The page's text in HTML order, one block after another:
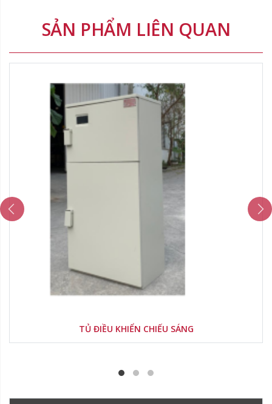
SẢN PHẨM LIÊN QUAN
TỦ ĐIỀU KHIỂN CHIẾU SÁNG